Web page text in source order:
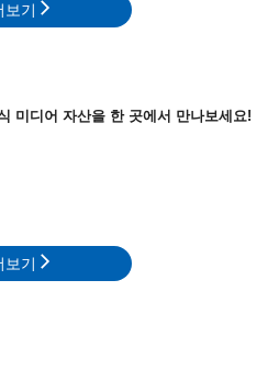
보기
미디어 자산을 한 곳에서 만나보세요!
보기